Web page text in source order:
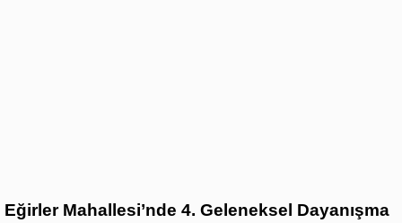
Eğirler Mahallesi’nde 4. Geleneksel Dayanışma